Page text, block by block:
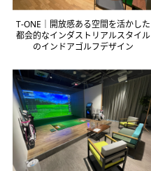
T-ONE｜開放感ある空間を活かした
都会的なインダストリアルスタイル
のインドアゴルフデザイン